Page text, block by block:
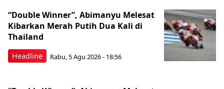
Headline
“Double Winner”, Abimanyu Melesat
Kibarkan Merah Putih Dua Kali di
Thailand
Rabu, 5 Agu 2026 - 18:56